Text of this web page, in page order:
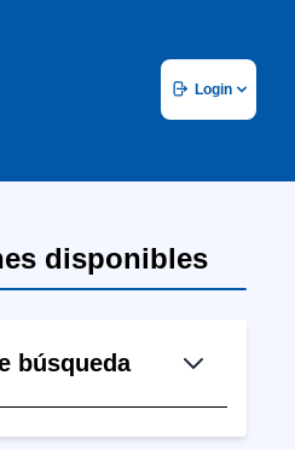
Login
disponibles
búsqueda